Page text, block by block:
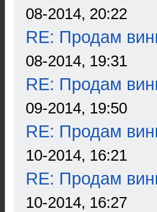
08-2014, 20:22
RE: Продам
08-2014, 19:31
RE: Продам
09-2014, 19:50
RE: Продам
10-2014, 16:21
RE: Продам
10-2014, 16:27